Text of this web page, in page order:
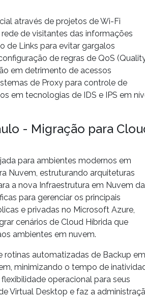
através de projetos deWi-Fi
de visitantes das informações
de Links para evitar gargalos
de regras de QoS
em detrimento de acessos
de Proxy para controle de
em tecnologias de IDS e IPS em
- Migração para
para ambientes modernos em
Nuvem, estruturando arquiteturas
a nova Infraestrutura em Nuvem da
para gerenciar os principais
e privadas no Microsoft Azure,
cenários de Cloud Híbrida que
ambientes em nuvem.
rotinas automatizadas de Backup em
, minimizando o tempo de
operacional para seus
Virtual Desktop e faz a